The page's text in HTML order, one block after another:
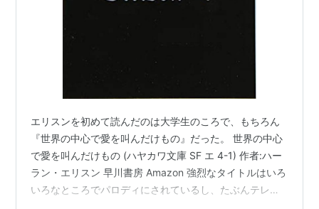
エリスンを初めて読んだのは大学生のころで、もちろん
『世界の中心で愛を叫んだけもの』だった。 世界の中心
で愛を叫んだけもの (ハヤカワ文庫 SF エ 4-1) 作者:ハー
ラン・エリスン 早川書房 Amazon 強烈なタイトルはいろ
いろなところでパロディにされているし、たぶんテレビ